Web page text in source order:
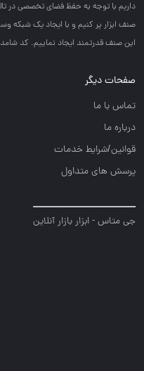
داريم با توجه به حفظ فضاي تخصصي در
صنف ابزار پر كنيم و با ايجاد يك شبكه
اين صنف قدرتمند ايجاد نماييم. کد شامد: 1-1-756538-65-
صفحات دیگر
تماس با ما
درباره ما
قوانین/شرایط خدمات
پرسش های متداول
جی متاس - ابزار بازار آنلاین